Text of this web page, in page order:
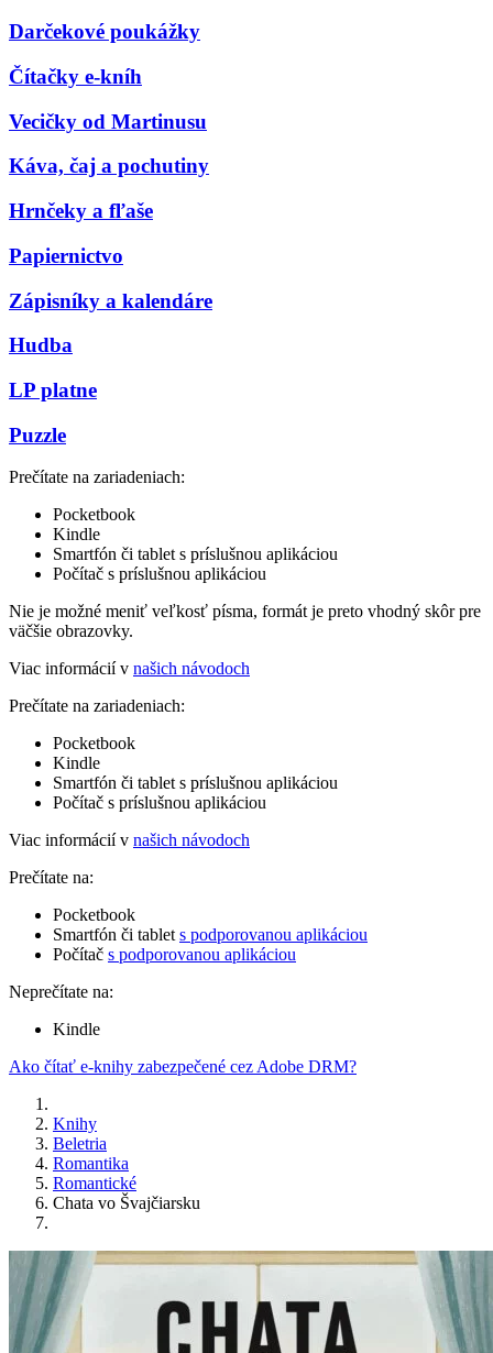
Darčekové poukážky
Čítačky e-kníh
Vecičky od Martinusu
Káva, čaj a pochutiny
Hrnčeky a fľaše
Papiernictvo
Zápisníky a kalendáre
Hudba
LP platne
Puzzle
Prečítate na zariadeniach:
Pocketbook
Kindle
Smartfón či tablet s príslušnou aplikáciou
Počítač s príslušnou aplikáciou
Nie je možné meniť veľkosť písma, formát je preto vhodný skôr pre
väčšie obrazovky.
Viac informácií v našich návodoch
Prečítate na zariadeniach:
Pocketbook
Kindle
Smartfón či tablet s príslušnou aplikáciou
Počítač s príslušnou aplikáciou
Viac informácií v našich návodoch
Prečítate na:
Pocketbook
Smartfón či tablet s podporovanou aplikáciou
Počítač s podporovanou aplikáciou
Neprečítate na:
Kindle
Ako čítať e-knihy zabezpečené cez Adobe DRM?
Knihy
Beletria
Romantika
Romantické
Chata vo Švajčiarsku